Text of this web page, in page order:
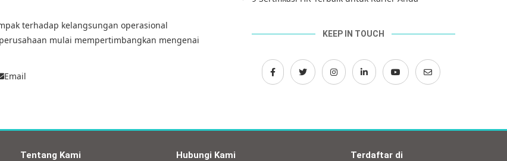
terhadap kelangsungan operasional
mulai mempertimbangkan mengenai
Email
KEEP IN TOUCH
Tentang Kami Hubungi Kami Terdaftar di